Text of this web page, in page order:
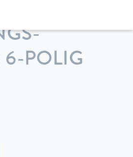
6-POLIG